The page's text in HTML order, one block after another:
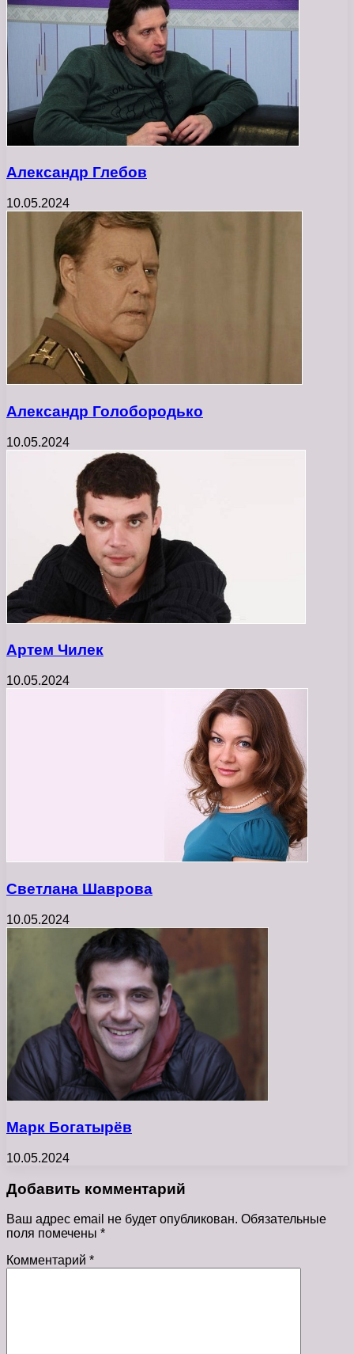
Александр Глебов
10.05.2024
Александр Голобородько
10.05.2024
Артем Чилек
10.05.2024
Светлана Шаврова
10.05.2024
Марк Богатырёв
10.05.2024
Добавить комментарий
Ваш адрес email не будет опубликован. Обязательные
поля помечены *
Комментарий *